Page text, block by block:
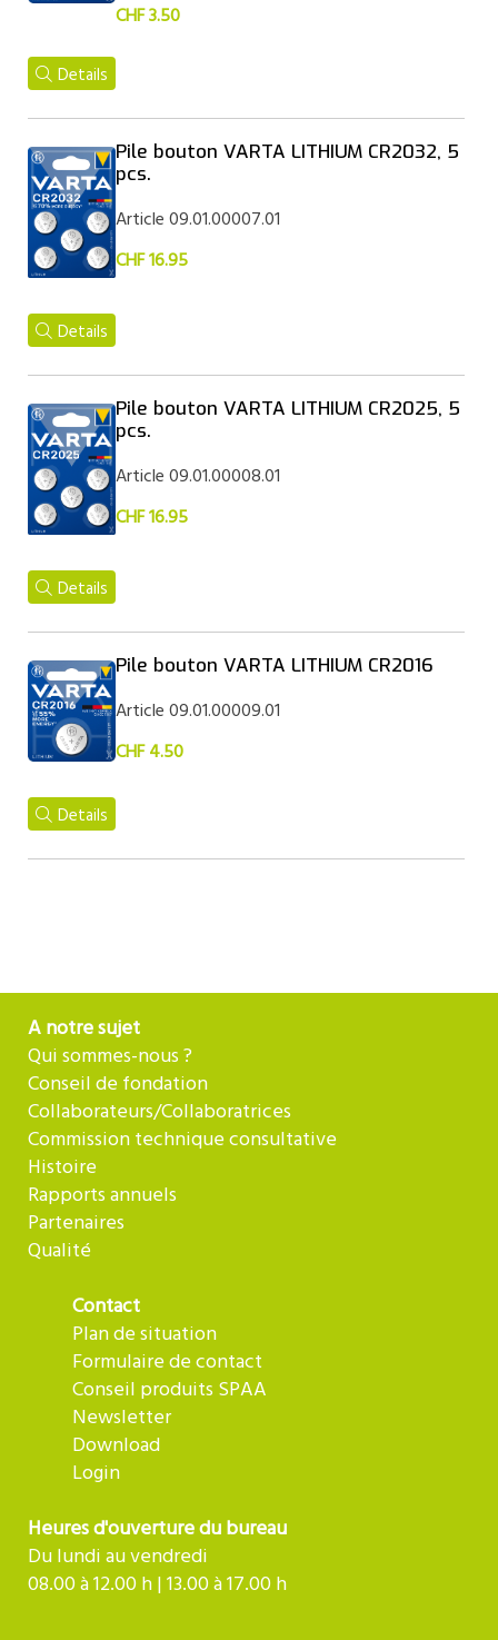
CHF 3.50
Details
Pile bouton VARTA LITHIUM CR2032, 5
pcs.
Article 09.01.00007.01
CHF 16.95
Details
Pile bouton VARTA LITHIUM CR2025, 5
pcs.
Article 09.01.00008.01
CHF 16.95
Details
Pile bouton VARTA LITHIUM CR2016
Article 09.01.00009.01
CHF 4.50
Details
A notre sujet
Qui sommes-nous ?
Conseil de fondation
Collaborateurs/Collaboratrices
Commission technique consultative
Histoire
Rapports annuels
Partenaires
Qualité
Contact
Plan de situation
Formulaire de contact
Conseil produits SPAA
Newsletter
Download
Login
Heures d'ouverture du bureau
Du lundi au vendredi
08.00 à 12.00 h | 13.00 à 17.00 h